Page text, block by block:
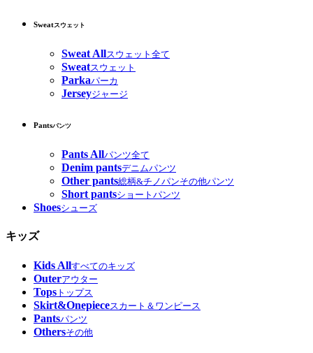
Sweatスウェット
Sweat Allスウェット全て
Sweatスウェット
Parkaパーカ
Jerseyジャージ
Pantsパンツ
Pants Allパンツ全て
Denim pantsデニムパンツ
Other pants総柄&チノパンその他パンツ
Short pantsショートパンツ
Shoesシューズ
キッズ
Kids Allすべてのキッズ
Outerアウター
Tops トップス
Skirt&Onepieceスカート＆ワンピース
Pantsパンツ
Othersその他